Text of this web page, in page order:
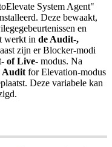
System Agent"
nstalleerd. Deze bewaakt,
en
werkt in de Audit-,
zijn er Blocker-modi
- of Live- modus. Na
Audit for Elevation-modus
. Deze variabele kan
.